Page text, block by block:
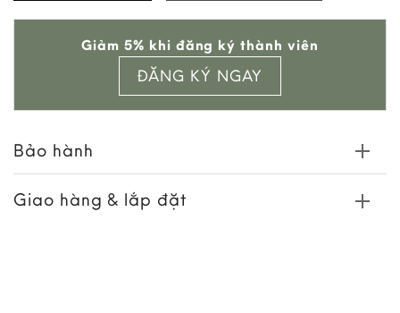
wishlist
Giảm 5% khi đăng ký thành viên
ĐĂNG KÝ NGAY
Bảo hành
Giao hàng & lắp đặt